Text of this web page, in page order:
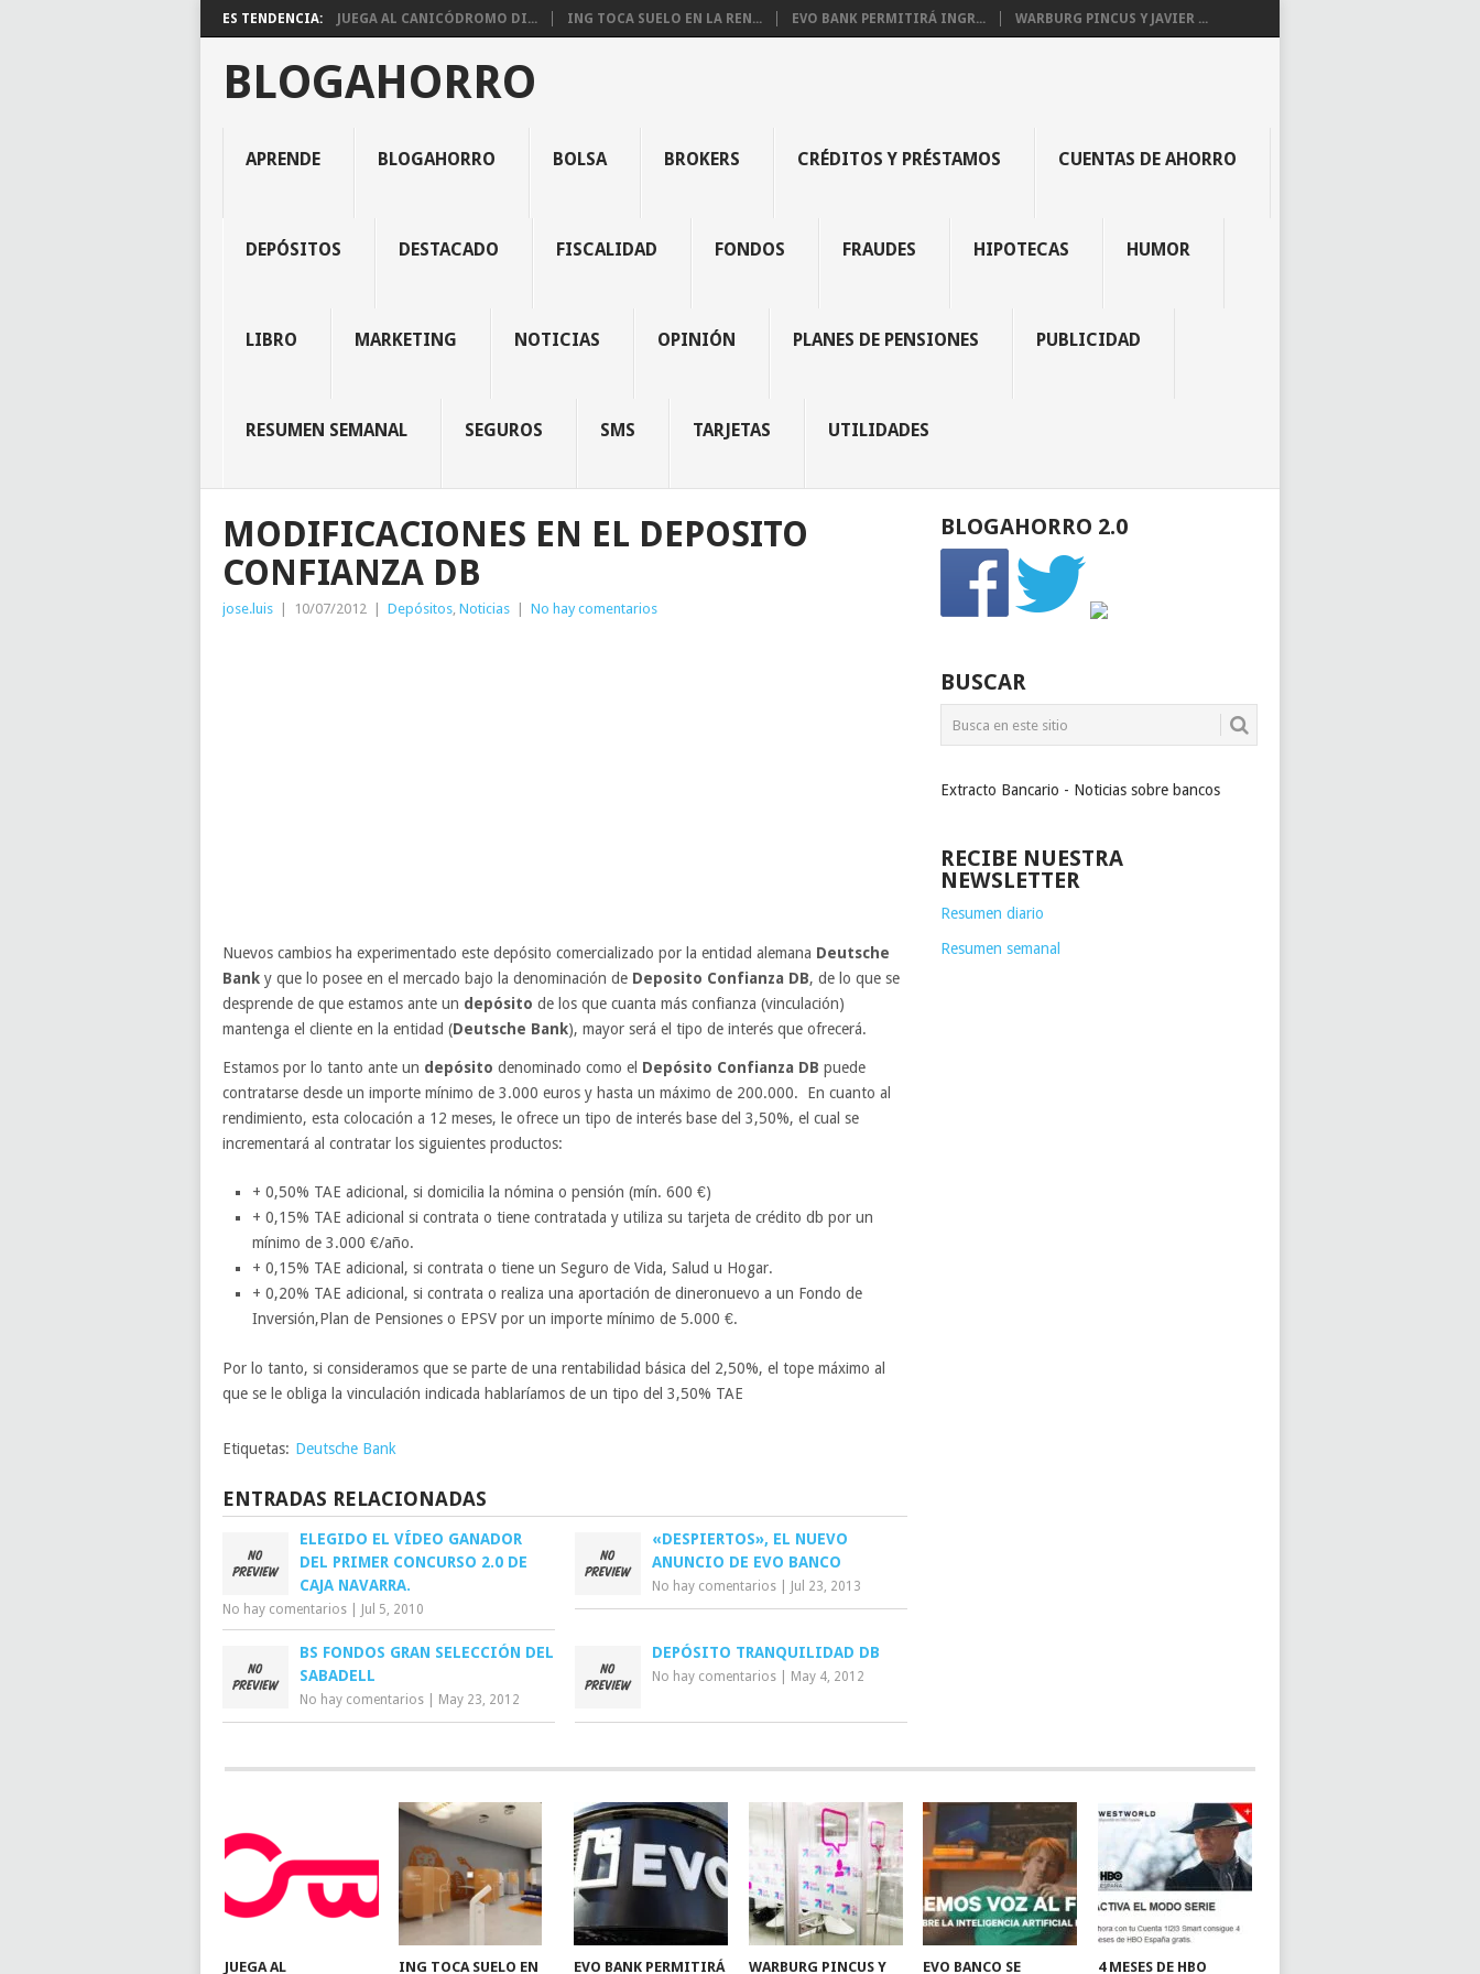
ES TENDENCIA: JUEGA AL CANICÓDROMO DI... ING TOCA SUELO EN LA REN... EVO BANK PERMITIRÁ INGR... WARBURG PINCUS Y JAVIER ...
BLOGAHORRO
APRENDE BLOGAHORRO BOLSA BROKERS CRÉDITOS Y PRÉSTAMOS CUENTAS DE AHORRO
DEPÓSITOS DESTACADO FISCALIDAD FONDOS FRAUDES HIPOTECAS HUMOR
LIBRO MARKETING NOTICIAS OPINIÓN PLANES DE PENSIONES PUBLICIDAD
RESUMEN SEMANAL SEGUROS SMS TARJETAS UTILIDADES
MODIFICACIONES EN EL DEPOSITO
CONFIANZA DB
jose.luis 10/07/2012 Depósitos, Noticias No hay comentarios
Nuevos cambios ha experimentado este depósito comercializado por la entidad alemana Deutsche
Bank y que lo posee en el mercado bajo la denominación de Deposito Confianza DB, de lo que se
desprende de que estamos ante un depósito de los que cuanta más confianza (vinculación)
mantenga el cliente en la entidad (Deutsche Bank), mayor será el tipo de interés que ofrecerá.
Estamos por lo tanto ante un depósito denominado como el Depósito Confianza DB puede
contratarse desde un importe mínimo de 3.000 euros y hasta un máximo de 200.000. En cuanto al
rendimiento, esta colocación a 12 meses, le ofrece un tipo de interés base del 3,50%, el cual se
incrementará al contratar los siguientes productos:
+ 0,50% TAE adicional, si domicilia la nómina o pensión (mín. 600 €)
+ 0,15% TAE adicional si contrata o tiene contratada y utiliza su tarjeta de crédito db por un
mínimo de 3.000 €/año.
+ 0,15% TAE adicional, si contrata o tiene un Seguro de Vida, Salud u Hogar.
+ 0,20% TAE adicional, si contrata o realiza una aportación de dineronuevo a un Fondo de
Inversión,Plan de Pensiones o EPSV por un importe mínimo de 5.000 €.
Por lo tanto, si consideramos que se parte de una rentabilidad básica del 2,50%, el tope máximo al
que se le obliga la vinculación indicada hablaríamos de un tipo del 3,50% TAE
Etiquetas: Deutsche Bank
ENTRADAS RELACIONADAS
ELEGIDO EL VÍDEO GANADOR
DEL PRIMER CONCURSO 2.0 DE
CAJA NAVARRA.
No hay comentarios Jul 5, 2010
«DESPIERTOS», EL NUEVO
ANUNCIO DE EVO BANCO
No hay comentarios Jul 23, 2013
BS FONDOS GRAN SELECCIÓN DEL
SABADELL
No hay comentarios May 23, 2012
DEPÓSITO TRANQUILIDAD DB
No hay comentarios May 4, 2012
BLOGAHORRO 2.0
BUSCAR
Extracto Bancario - Noticias sobre bancos
RECIBE NUESTRA
NEWSLETTER
Resumen diario
Resumen semanal
JUEGA AL ING TOCA SUELO EN EVO BANK PERMITIRÁ WARBURG PINCUS Y EVO BANCO SE 4 MESES DE HBO